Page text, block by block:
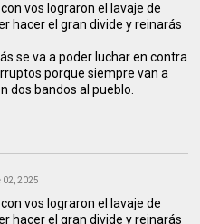
vos lograron el lavaje de
hacer el gran divide y reinarás
se va a poder luchar en contra
porque siempre van a
dos bandos al pueblo.
02, 2025
vos lograron el lavaje de
hacer el gran divide y reinarás